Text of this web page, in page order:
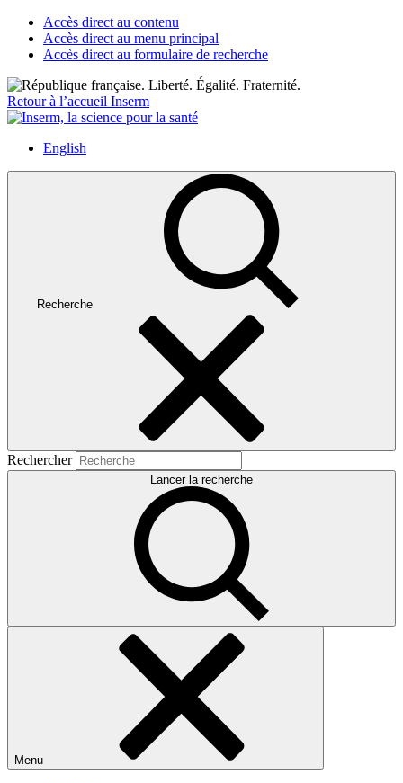
Accès direct au contenu
Accès direct au menu principal
Accès direct au formulaire de recherche
Retour à l’accueil Inserm
English
Recherche
Rechercher
Lancer la recherche
Menu